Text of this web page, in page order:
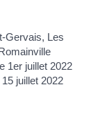
Gervais, Les
1er juillet 2022
juillet 2022